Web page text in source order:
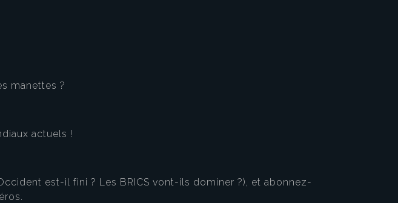
manettes ?
actuels !
est-il fini ? Les BRICS vont-ils dominer ?), et abonnez-